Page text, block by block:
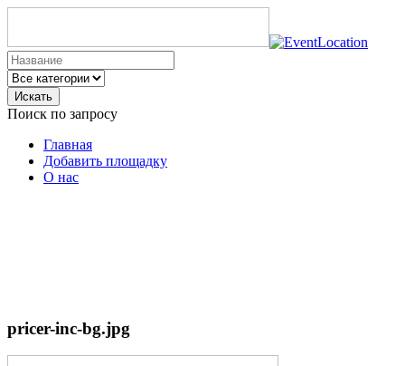
Искать
Поиск по запросу
Главная
Добавить площадку
О нас
pricer-inc-bg.jpg